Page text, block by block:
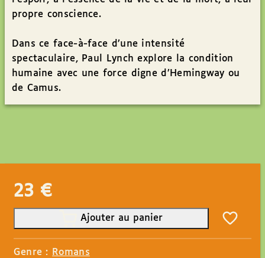
propre conscience.
Dans ce face-à-face d’une intensité
spectaculaire, Paul Lynch explore la condition
humaine avec une force digne d’Hemingway ou
de Camus.
23 €
Ajouter au panier
Genre : Romans